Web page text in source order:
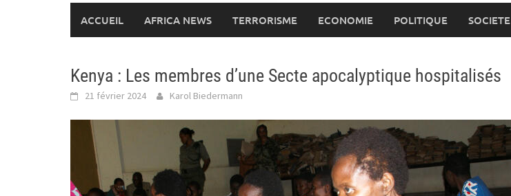
ACCUEIL AFRICA NEWS TERRORISME ECONOMIE POLITIQUE SOCIETE
Kenya : Les membres d’une Secte apocalyptique hospitalisés
21 février 2024 Karol Biedermann